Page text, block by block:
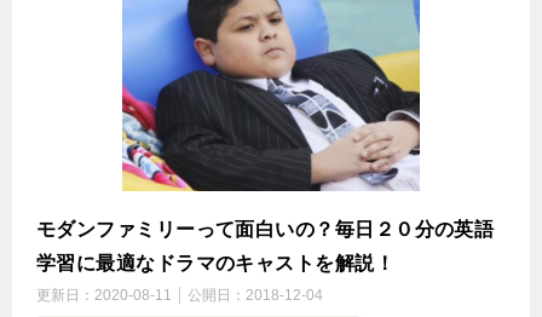
モダンファミリーって面白いの？毎日２０分の英語
学習に最適なドラマのキャストを解説！
更新日： 2020-08-11 公開日： 2018-12-04